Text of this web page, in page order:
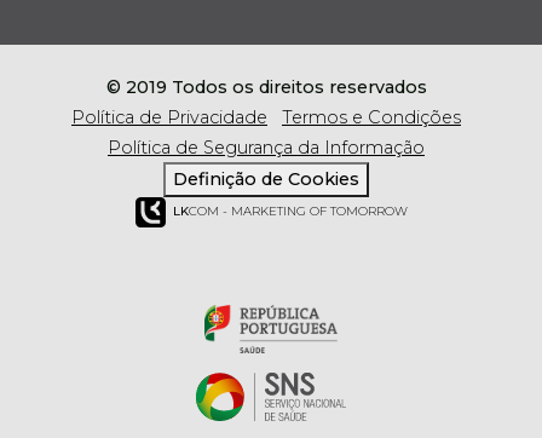
© 2019 Todos os direitos reservados
Política de Privacidade
Termos e Condições
Política de Segurança da Informação
Definição de Cookies
LKCOM - MARKETING OF TOMORROW